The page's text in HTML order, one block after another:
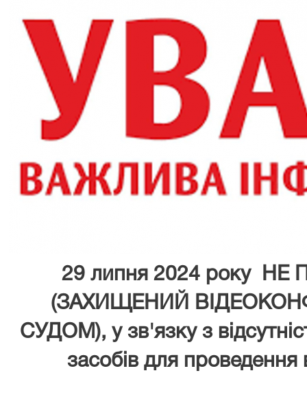
29 липня 2024 року
(ЗАХИЩЕНИЙ
СУДОМ), у зв'язку з
засобів для проведення